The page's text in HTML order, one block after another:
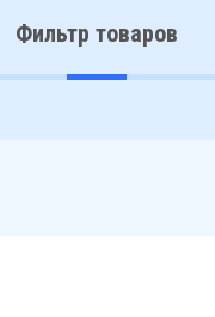
Фильтр товаров